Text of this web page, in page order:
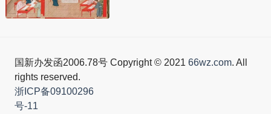
国新办发函2006.78号 Copyright © 2021 66wz.com. All
rights reserved.
浙ICP备09100296
号-11